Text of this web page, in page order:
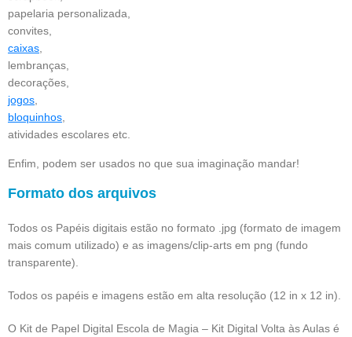
papelaria personalizada,
convites,
caixas,
lembranças,
decorações,
jogos,
bloquinhos,
atividades escolares etc.
Enfim, podem ser usados no que sua imaginação mandar!
Formato dos arquivos
Todos os Papéis digitais estão no formato .jpg (formato de imagem
mais comum utilizado) e as imagens/clip-arts em png (fundo
transparente).
Todos os papéis e imagens estão em alta resolução (12 in x 12 in).
O Kit de Papel Digital Escola de Magia – Kit Digital Volta às Aulas é